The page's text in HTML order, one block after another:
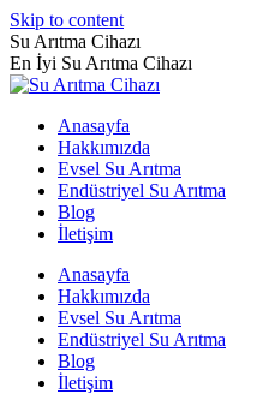
Skip to content
Su Arıtma Cihazı
En İyi Su Arıtma Cihazı
Anasayfa
Hakkımızda
Evsel Su Arıtma
Endüstriyel Su Arıtma
Blog
İletişim
Anasayfa
Hakkımızda
Evsel Su Arıtma
Endüstriyel Su Arıtma
Blog
İletişim